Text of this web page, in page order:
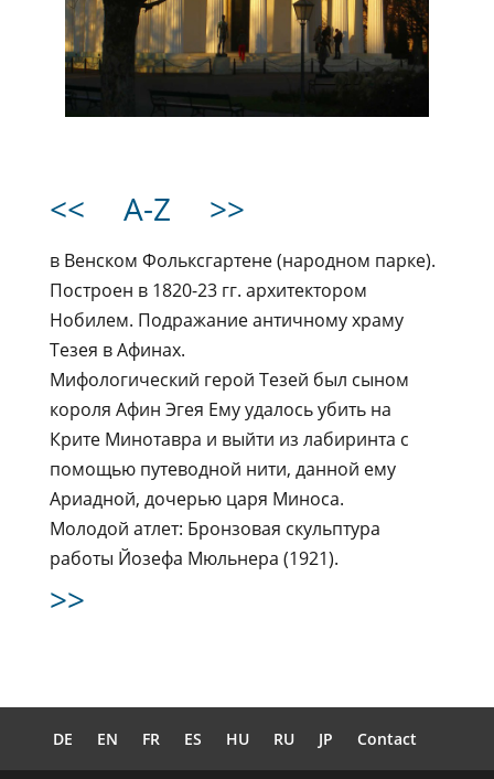
<< A-Z >>
в Венском Фольксгартене (народном парке).
Построен в 1820-23 гг. архитектором
Нобилем. Подражание античному храму
Тезея в Афинах.
Мифологический герой Тезей был сыном
короля Афин Эгея Ему удалось убить на
Крите Минотавра и выйти из лабиринта с
помощью путеводной нити, данной ему
Ариадной, дочерью царя Миноса.
Молодой атлет: Бронзовая скульптура
работы Йозефа Мюльнера (1921).
>>
DE EN FR ES HU RU JP Contact